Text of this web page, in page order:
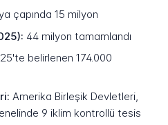
çapında 15 milyon
44 milyon tamamlandı
belirlenen 174.000
Amerika Birleşik Devletleri,
9 iklim kontrollü tesis